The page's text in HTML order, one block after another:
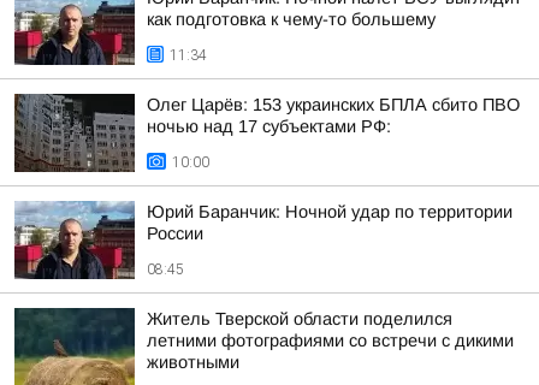
как подготовка к чему-то большему
11:34
Олег Царёв: 153 украинских БПЛА сбито ПВО
ночью над 17 субъектами РФ:
10:00
Юрий Баранчик: Ночной удар по территории
России
08:45
Житель Тверской области поделился
летними фотографиями со встречи с дикими
животными